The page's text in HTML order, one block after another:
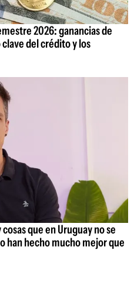
2026: ganancias de
del crédito y los
que en Uruguay no se
han hecho mucho mejor que